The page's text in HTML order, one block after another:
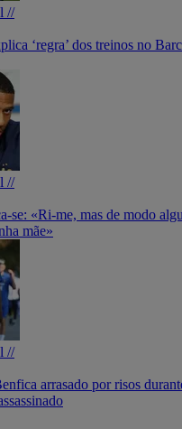
//
‘regra’ dos treinos no
//
se: «Ri-me, mas de modo
mãe»
//
arrasado por risos